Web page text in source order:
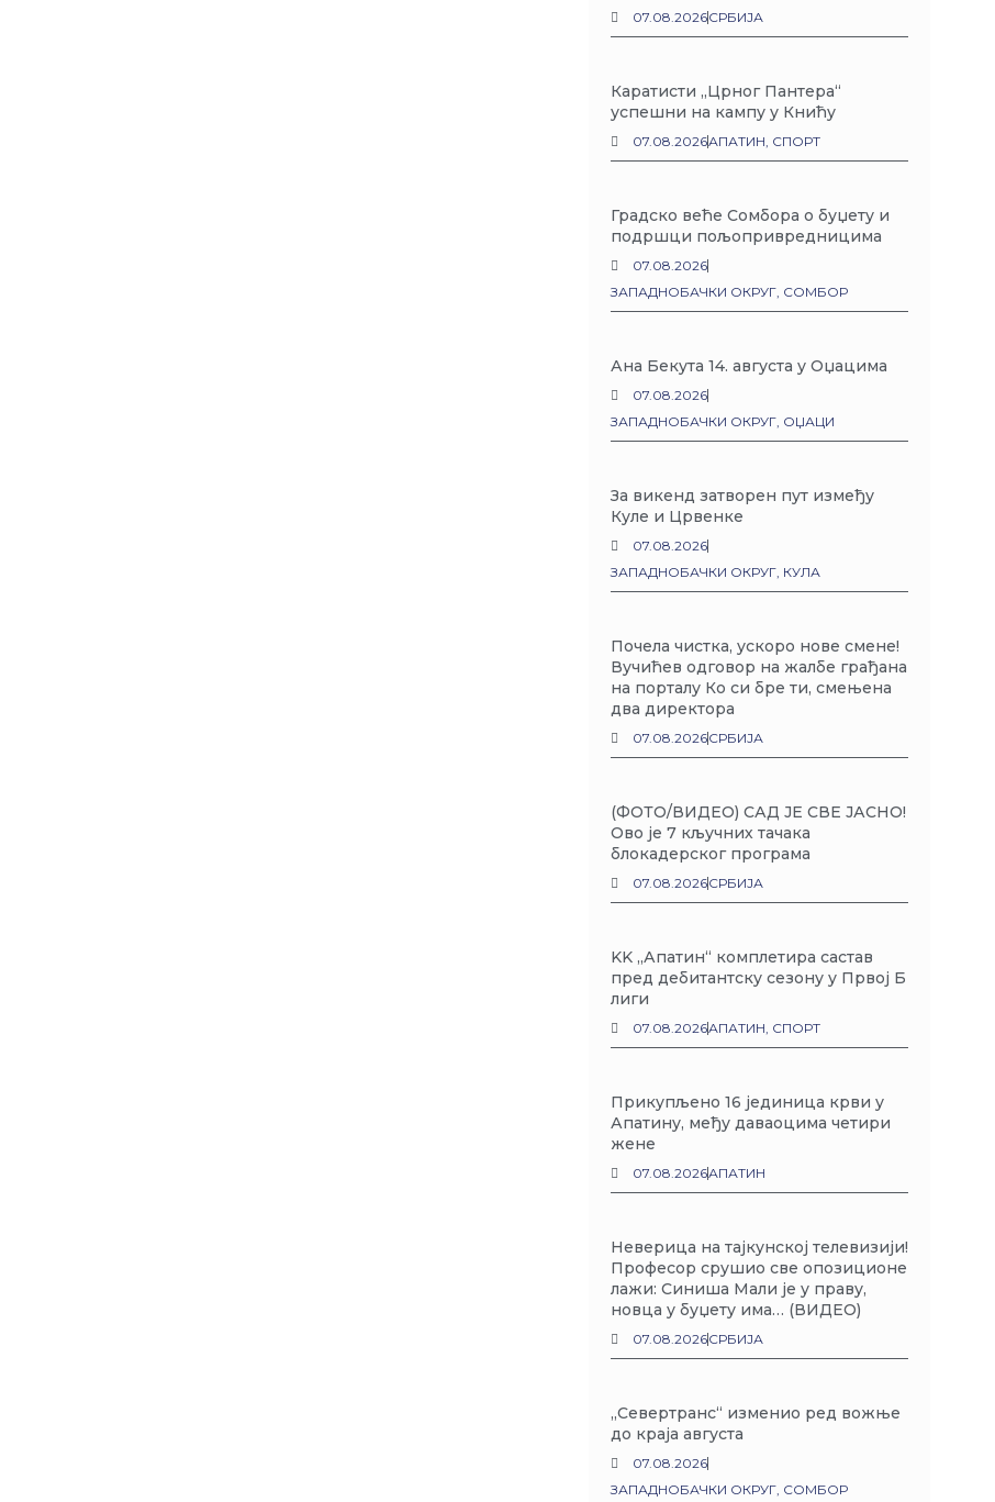
07.08.2026СРБИЈА
Каратисти „Црног Пантера“
успешни на кампу у Книћу
07.08.2026АПАТИН, СПОРТ
Градско веће Сомбора о буџету и
подршци пољопривредницима
07.08.2026
ЗАПАДНОБАЧКИ ОКРУГ, СОМБОР
Ана Бекута 14. августа у Оџацима
07.08.2026
ЗАПАДНОБАЧКИ ОКРУГ, ОЏАЦИ
За викенд затворен пут између
Куле и Црвенке
07.08.2026
ЗАПАДНОБАЧКИ ОКРУГ, КУЛА
Почела чистка, ускоро нове смене!
Вучићев одговор на жалбе грађана
на порталу Ко си бре ти, смењена
два директора
07.08.2026СРБИЈА
(ФОТО/ВИДЕО) САД ЈЕ СВЕ ЈАСНО!
Ово је 7 кључних тачака
блокадерског програма
07.08.2026СРБИЈА
KK „Апатин“ комплетира састав
пред дебитантску сезону у Првој Б
лиги
07.08.2026АПАТИН, СПОРТ
Прикупљено 16 јединица крви у
Апатину, међу даваоцима четири
жене
07.08.2026АПАТИН
Неверица на тајкунској телевизији!
Професор срушио све опозиционе
лажи: Синиша Мали је у праву,
новца у буџету има… (ВИДЕО)
07.08.2026СРБИЈА
„Севертранс“ изменио ред вожње
до краја августа
07.08.2026
ЗАПАДНОБАЧКИ ОКРУГ, СОМБОР